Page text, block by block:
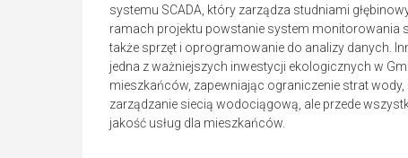
systemu SCADA, który zarządza studniami
ramach projektu powstanie system monitorowania
także sprzęt i oprogramowanie do analizy danych.
jedna z ważniejszych inwestycji ekologicznych w
mieszkańców, zapewniając ograniczenie strat
zarządzanie siecią wodociągową, ale przede
jakość usług dla mieszkańców.